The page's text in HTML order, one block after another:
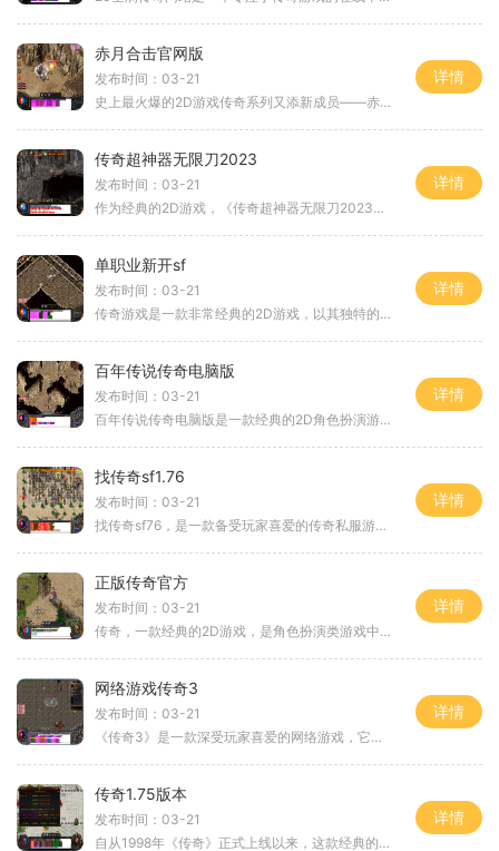
赤月合击官网版
发布时间：03-21
史上最火爆的2D游戏传奇系列又添新成员——赤月合击官网版，作为传奇游戏的最新力作，它延续了传奇游戏一贯的经典玩法，给玩家带来了无与伦比的游戏体验。作为一款经典的角色扮
详情
传奇超神器无限刀2023
发布时间：03-21
作为经典的2D游戏，《传奇超神器无限刀2023》无疑是无数玩家心中的心头好。它以其独特的玩法和高度自由交互的特点，吸引了无数玩家在游戏世界里尽情畅游。作为一款2D角色扮演游戏
详情
单职业新开sf
发布时间：03-21
传奇游戏是一款非常经典的2D游戏，以其独特的角色扮演和万人在线的特点而备受玩家们的喜爱。传奇游戏的特色不仅仅在于其独特的游戏画面和音效，更重要的是其丰富的玩法和玩家之
详情
百年传说传奇电脑版
发布时间：03-21
百年传说传奇电脑版是一款经典的2D角色扮演游戏，是传奇游戏的电脑版本。传奇游戏自问世以来，一直深受玩家们的喜爱。百年传说传奇电脑版以其独特的玩法和丰富的内容吸引了无数
详情
找传奇sf1.76
发布时间：03-21
找传奇sf76，是一款备受玩家喜爱的传奇私服游戏。作为传奇系列的经典之作，该游戏以其独特的玩法和精彩的战斗体验，吸引了无数玩家的热爱。下面我们将详细介绍游戏的具体玩法。
详情
正版传奇官方
发布时间：03-21
传奇，一款经典的2D游戏，是角色扮演类游戏中的佼佼者。作为一款历史悠久的网络游戏，“传奇”让无数玩家沉迷其中。它以万人在线和玩家互动为特色，给玩家带来了极致的游戏体验
详情
网络游戏传奇3
发布时间：03-21
《传奇3》是一款深受玩家喜爱的网络游戏，它以其独特的2D游戏画面和丰富的角色扮演元素而成为经典之作。游戏以万人在线的方式，实现了玩家之间的互动，为玩家带来了身临其境的
详情
传奇1.75版本
发布时间：03-21
自从1998年《传奇》正式上线以来，这款经典的MMORPG游戏一直在游戏界引领着激烈的竞争。厂商再次推出了75版本，为玩家们带来了全新的游戏体验。本文将向您介绍传奇75版本的具体玩法
详情